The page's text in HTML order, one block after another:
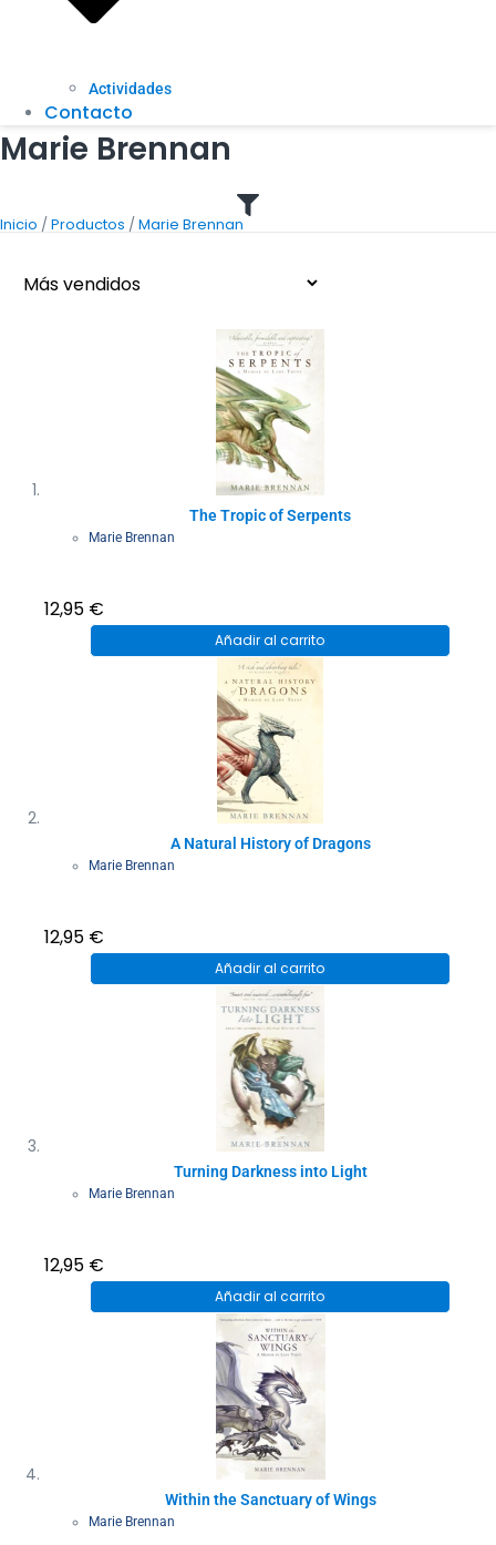
Actividades
Contacto
Marie Brennan
Inicio /Productos /Marie Brennan
The Tropic of Serpents
Marie Brennan
12,95 €
Añadir al carrito
A Natural History of Dragons
Marie Brennan
12,95 €
Añadir al carrito
Turning Darkness into Light
Marie Brennan
12,95 €
Añadir al carrito
Within the Sanctuary of Wings
Marie Brennan